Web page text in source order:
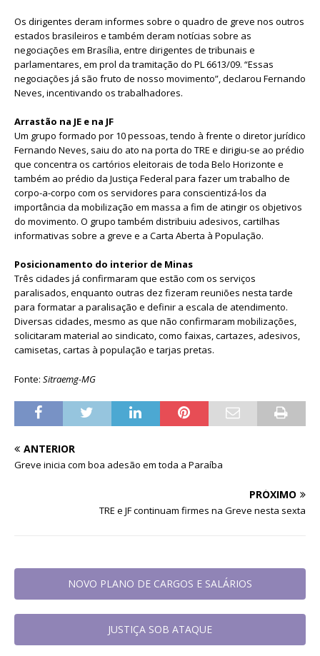
Os dirigentes deram informes sobre o quadro de greve nos outros
estados brasileiros e também deram notícias sobre as
negociações em Brasília, entre dirigentes de tribunais e
parlamentares, em prol da tramitação do PL 6613/09. “Essas
negociações já são fruto de nosso movimento”, declarou Fernando
Neves, incentivando os trabalhadores.
Arrastão na JE e na JF
Um grupo formado por 10 pessoas, tendo à frente o diretor jurídico
Fernando Neves, saiu do ato na porta do TRE e dirigiu-se ao prédio
que concentra os cartórios eleitorais de toda Belo Horizonte e
também ao prédio da Justiça Federal para fazer um trabalho de
corpo-a-corpo com os servidores para conscientizá-los da
importância da mobilização em massa a fim de atingir os objetivos
do movimento. O grupo também distribuiu adesivos, cartilhas
informativas sobre a greve e a Carta Aberta à População.
Posicionamento do interior de Minas
Três cidades já confirmaram que estão com os serviços
paralisados, enquanto outras dez fizeram reuniões nesta tarde
para formatar a paralisação e definir a escala de atendimento.
Diversas cidades, mesmo as que não confirmaram mobilizações,
solicitaram material ao sindicato, como faixas, cartazes, adesivos,
camisetas, cartas à população e tarjas pretas.
Fonte: Sitraemg-MG
ANTERIOR
Greve inicia com boa adesão em toda a Paraíba
PRÓXIMO
TRE e JF continuam firmes na Greve nesta sexta
NOVO PLANO DE CARGOS E SALÁRIOS
JUSTIÇA SOB ATAQUE